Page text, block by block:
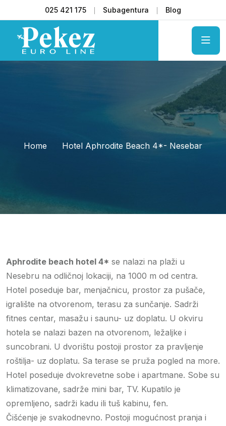
025 421 175 Subagentura Blog
Home Hotel Aphrodite Beach 4*- Nesebar
Aphrodite beach hotel 4* se nalazi na plaži u
Nesebru na odličnoj lokaciji, na 1000 m od centra.
Hotel poseduje bar, menjačnicu, prostor za pušače,
igralište na otvorenom, terasu za sunčanje. Sadrži
fitnes centar, masažu i saunu- uz doplatu. U okviru
hotela se nalazi bazen na otvorenom, ležaljke i
suncobrani. U dvorištu postoji prostor za pravljenje
roštilja- uz doplatu. Sa terase se pruža pogled na more.
Hotel poseduje dvokrevetne sobe i apartmane. Sobe su
klimatizovane, sadrže mini bar, TV. Kupatilo je
opremljeno, sadrži kadu ili tuš kabinu, fen.
Čišćenje je svakodnevno. Postoji mogućnost pranja i